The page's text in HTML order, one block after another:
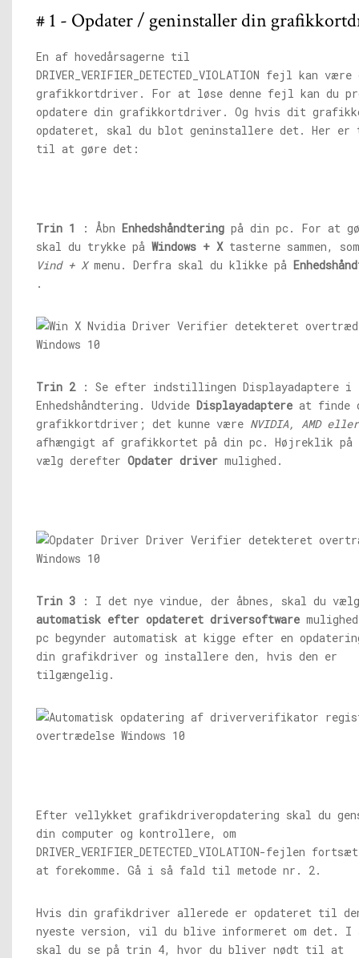
# 1 - Opdater / geninstaller din
En af hovedårsagerne til
DRIVER_VERIFIER_DETECTED_VIOLATION fejl kan
grafikkortdriver. For at løse denne fejl kan du
opdatere din grafikkortdriver. Og hvis dit
opdateret, skal du blot geninstallere det. Her er
til at gøre det:
Trin 1 : Åbn Enhedshåndtering på din pc. For at
skal du trykke på Windows + Xtasterne sammen,
Vind + Xmenu. Derfra skal du klikke på
.
Trin 2: Se efter indstillingen Displayadaptere i
Enhedshåndtering. Udvide Displayadaptere at finde
grafikkortdriver; det kunne være NVIDIA, AMD
afhængigt af grafikkortet på din pc. Højreklik på
vælg derefter Opdater driver mulighed.
Trin 3 : I det nye vindue, der åbnes, skal du
automatisk efter opdateret driversoftware
pc begynder automatisk at kigge efter en
din grafikdriver og installere den, hvis den er
tilgængelig.
Efter vellykket grafikdriveropdatering skal du
din computer og kontrollere, om
DRIVER_VERIFIER_DETECTED_VIOLATION-fejlen
at forekomme. Gå i så fald til metode nr. 2.
Hvis din grafikdriver allerede er opdateret til
nyeste version, vil du blive informeret om det. I
skal du se på trin 4, hvor du bliver nødt til at